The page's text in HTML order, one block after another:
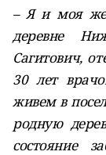
– Я и моя
деревне
Сагитович,
30 лет
живем в
родную
состояние